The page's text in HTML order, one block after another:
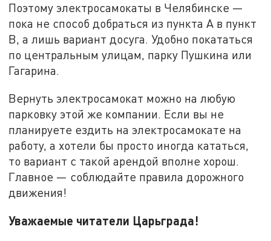
Поэтому электросамокаты в Челябинске —
пока не способ добраться из пункта А в пункт
В, а лишь вариант досуга. Удобно покататься
по центральным улицам, парку Пушкина или
Гагарина.
Вернуть электросамокат можно на любую
парковку этой же компании. Если вы не
планируете ездить на электросамокате на
работу, а хотели бы просто иногда кататься,
то вариант с такой арендой вполне хорош.
Главное — соблюдайте правила дорожного
движения!
Уважаемые читатели Царьграда!